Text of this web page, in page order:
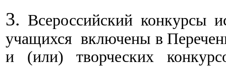
3. Всероссийский конкурсы
учащихся включены в
и (или) творческих